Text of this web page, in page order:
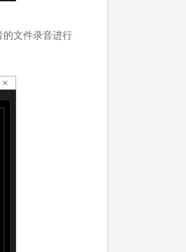
的文件录音进行